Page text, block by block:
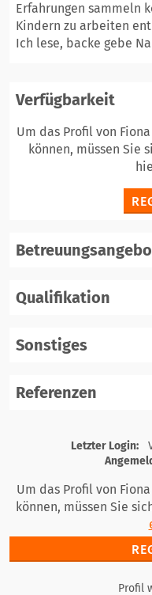
Erfahrungen sammeln
Kindern zu arbeiten
Ich lese, backe gebe
Verfügbarkeit
Um das Profil von
können, müssen Sie
Qualifikation
Sonstiges
Referenzen
Letzter Login:
Um das Profil von
können, müssen Sie
Profil